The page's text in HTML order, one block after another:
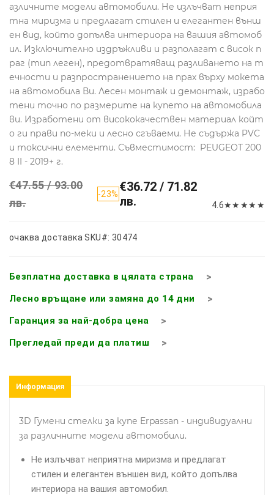
азличните модели автомобили. Не излъчват неприя
тна миризма и предлагат стилен и елегантен външ
ен вид, който допълва интериора на вашия автомоб
ил. Изключително издръжливи и разполагат с висок п
раг (тип леген), предотвратяващ разливането на т
ечности и разпространението на прах върху мокета
на автомобила Ви. Лесен монтаж и демонтаж, израбо
тени точно по размерите на купето на автомобила
ви. Изработени от висококачествен материал койт
о ги прави по-меки и лесно сгъваеми. Не съдържа PVC
и токсични елементи. Съвместимост: PEUGEOT 200
8 II - 2019+ г.
€47.55 / 93.00
лв.
-23%€36.72 / 71.82
лв.
4.6★★ ★★ ★
очаква доставка SKU#: 30474
Безплатна доставка в цялата страна
Лесно връщане или замяна до 14 дни
Гаранция за най-добра цена
Прегледай преди да платиш
Информация
3D Гумени стелки за купе Erpassan - индивидуални
за различните модели автомобили.
Не излъчват неприятна миризма и предлагат
стилен и елегантен външен вид, който допълва
интериора на вашия автомобил.